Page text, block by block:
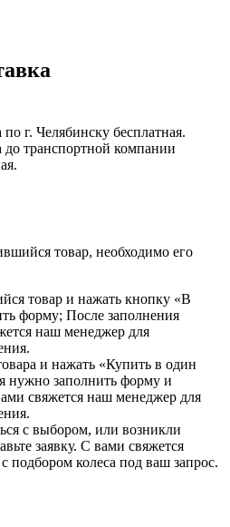
по г. Челябинску бесплатная.
до транспортной компании
товар, необходимо его
товар и нажать кнопку «В
форму; После заполнения
наш менеджер для
и нажать «Купить в один
нужно заполнить форму и
свяжется наш менеджер для
с выбором, или возникли
заявку. С вами свяжется
подбором колеса под ваш запрос.